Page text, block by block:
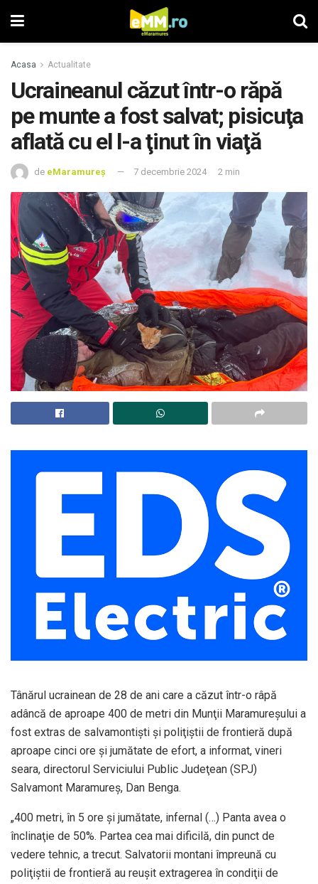
Acasa Actualitate
Ucraineanul căzut într-o răpă
pe munte a fost salvat; pisicuţa
aflată cu el l-a ţinut în viaţă
de eMaramureș 7 decembrie 2024 2 min
Tânărul ucrainean de 28 de ani care a căzut într-o râpă
adâncă de aproape 400 de metri din Munţii Maramureşului a
fost extras de salvamontişti şi poliţiştii de frontieră după
aproape cinci ore şi jumătate de efort, a informat, vineri
seara, directorul Serviciului Public Judeţean (SPJ)
Salvamont Maramureş, Dan Benga.
„400 metri, în 5 ore şi jumătate, infernal (…) Panta avea o
înclinaţie de 50%. Partea cea mai dificilă, din punct de
vedere tehnic, a trecut. Salvatorii montani împreună cu
poliţiştii de frontieră au reuşit extragerea în condiţii de